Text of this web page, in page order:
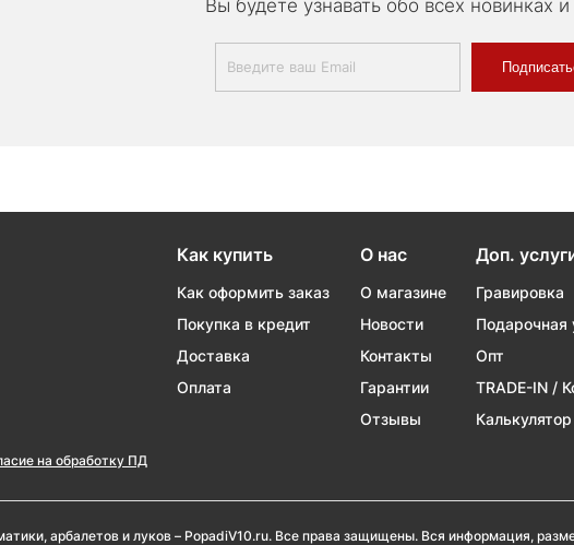
Вы будете узнавать обо всех новинках
на обработку ПД
Как купить
Как оформить заказ
Покупка в кредит
Доставка
Оплата
О нас
О магазине
Новости
Контакты
Гарантии
Отзывы
Доп.
Гравировка
Подарочная
Опт
TRADE-IN /
арбалетов и луков – PopadiV10.ru. Все права защищены. Вся информация,